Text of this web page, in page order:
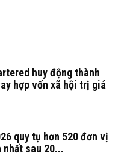
huy động thành
hợp vốn xã hội trị giá
quy tụ hơn 520 đơn vị
sau 20...